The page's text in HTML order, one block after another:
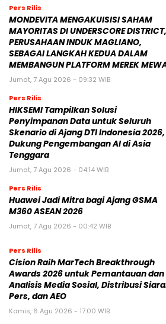
Pers Rilis
MONDEVITA MENGAKUISISI SAHAM
MAYORITAS DI UNDERSCORE DISTRICT,
PERUSAHAAN INDUK MAGLIANO,
SEBAGAI LANGKAH KEDUA DALAM
MEMBANGUN PLATFORM MEREK
Jumat, 7 Agu 2026 - 09:32 WIB
Pers Rilis
HIKSEMI Tampilkan Solusi
Penyimpanan Data untuk Seluruh
Skenario di Ajang DTI Indonesia 2026,
Dukung Pengembangan AI di Asia
Tenggara
Jumat, 7 Agu 2026 - 04:14 WIB
Pers Rilis
Huawei Jadi Mitra bagi Ajang GSMA
M360 ASEAN 2026
Jumat, 7 Agu 2026 - 00:42 WIB
Pers Rilis
Cision Raih MarTech Breakthrough
Awards 2026 untuk Pemantauan dan
Analisis Media Sosial, Distribusi
Pers, dan AEO
Kamis, 6 Agu 2026 - 17:00 WIB